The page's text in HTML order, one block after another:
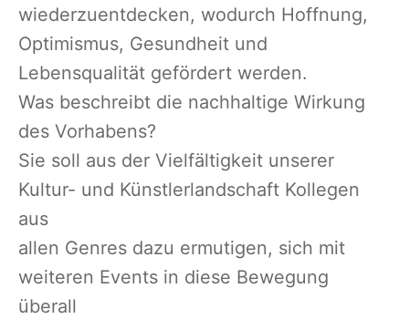
wiederzuentdecken, wodurch Hoffnung,
Optimismus, Gesundheit und
Lebensqualität gefördert werden.
Was beschreibt die nachhaltige Wirkung
des Vorhabens?
Sie soll aus der Vielfältigkeit unserer
Kultur- und Künstlerlandschaft Kollegen
aus
allen Genres dazu ermutigen, sich mit
weiteren Events in diese Bewegung
überall